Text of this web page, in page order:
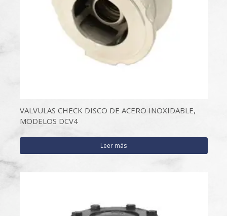
VALVULAS CHECK DISCO DE ACERO INOXIDABLE,
MODELOS DCV4
Leer más